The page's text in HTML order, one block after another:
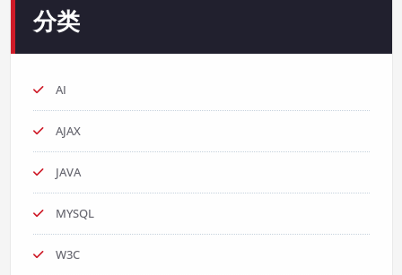
分类
AI
AJAX
JAVA
MYSQL
W3C